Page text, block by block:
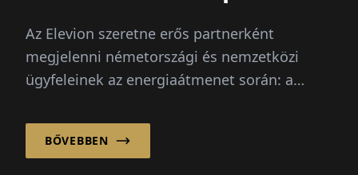
Az Elevion szeretne erős partnerként
megjelenni németországi és nemzetközi
ügyfeleinek az energiaátmenet során: a
BŐVEBBEN